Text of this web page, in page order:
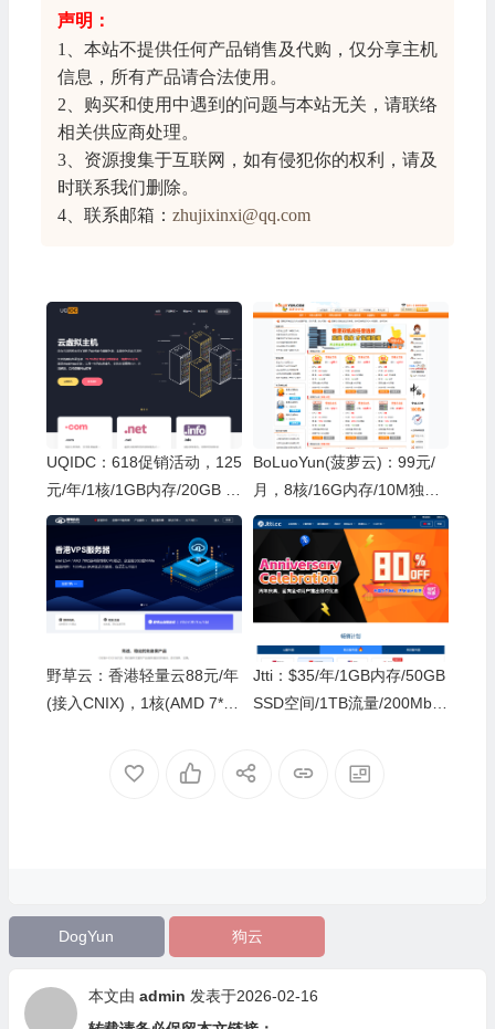
声明：
1、本站不提供任何产品销售及代购，仅分享主机
信息 ，所有产品请合法使用。
2、购买和使用中遇到的问题与本站无关，请联络
相关供应商处理。
3、资源搜集于互联网，如有侵犯你的权利，请及
时联系我们删除。
4、联系邮箱： zhujixinxi@qq.com
UQIDC：618促销活动，125
元/年/1核/1GB内存/20GB S
SD空间/1TB流量/1Gbps端
口/KVM/西雅图/洛杉矶/英国/
德国等；韩国预售
BoLuoYun(菠萝云)：99元/
月，8核/16G内存/10M独享/
100G SSD，年付990元，买
二年送一年，可选美国/香港/
大陆
野草云：香港轻量云88元/年
(接入CNIX)，1核(AMD 7**
Jtti：$35/年/1GB内存/50GB
SSD空间/1TB流量/200Mbps
DogYun 狗云
本文由 admin 发表于2026-02-16